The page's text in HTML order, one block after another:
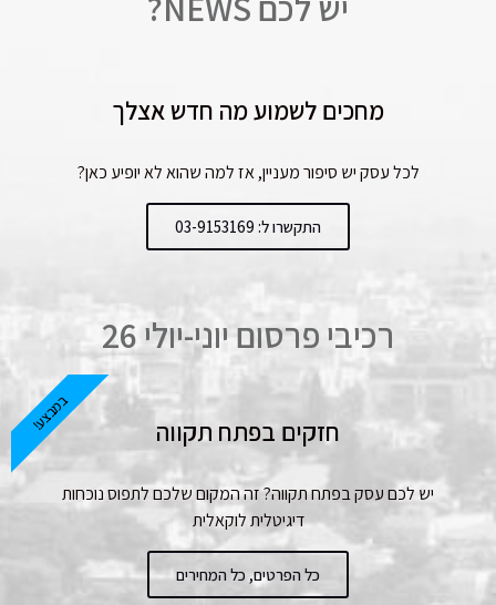
מחכים לשמוע מה חדש אצלך
לכל עסק יש סיפור מעניין, אז למה שהוא לא יופיע כאן?
התקשרו ל: 03-9153169
רכיבי פרסום יוני-יולי 26
חזקים בפתח תקווה
יש לכם עסק בפתח תקווה? זה המקום שלכם לתפוס נוכחות
דיגיטלית לוקאלית
כל הפרטים, כל המחירים
במבצע!